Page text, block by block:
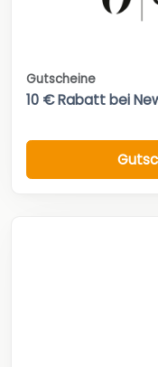
Gutscheine
10 € Rabatt bei